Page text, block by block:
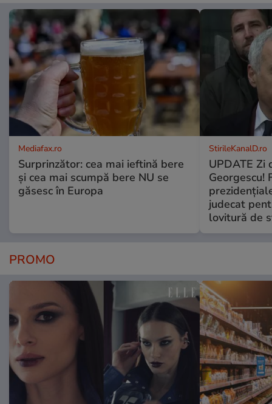
Mediafax.ro
Surprinzător: cea mai ieftină bere
și cea mai scumpă bere NU se
găsesc în Europa
StirileKanalD.ro
UPDATE Zi
Georgescu!
judecat
lovitură de
PROMO